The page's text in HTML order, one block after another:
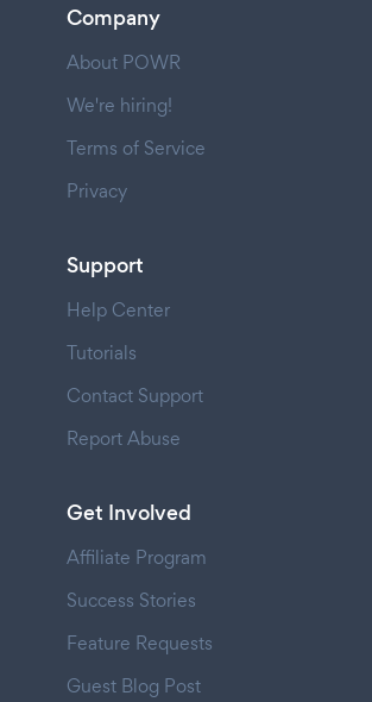
Company
About POWR
We're hiring!
Terms of Service
Privacy
Support
Help Center
Tutorials
Contact Support
Report Abuse
Get Involved
Affiliate Program
Success Stories
Feature Requests
Guest Blog Post